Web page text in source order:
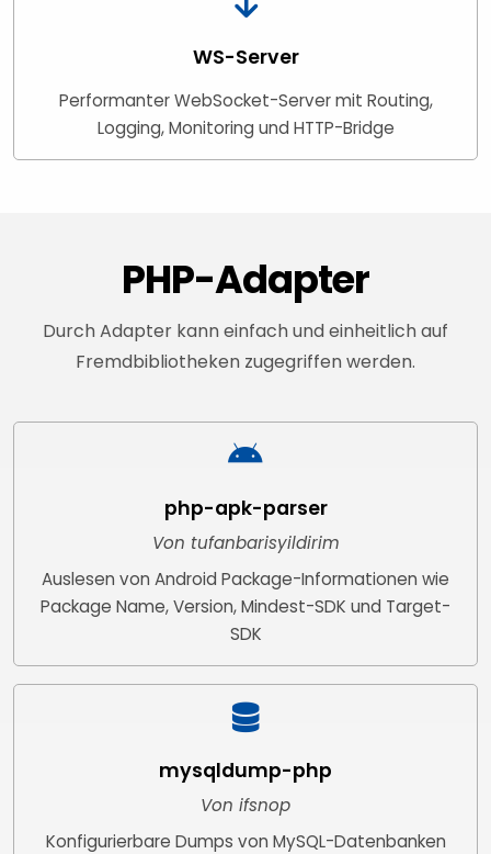
WS-Server
Performanter WebSocket-Server mit Routing,
Logging, Monitoring und HTTP-Bridge
PHP-Adapter
Durch Adapter kann einfach und einheitlich auf
Fremdbibliotheken zugegriffen werden.
php-apk-parser
Von tufanbarisyildirim
Auslesen von Android Package-Informationen wie
Package Name, Version, Mindest-SDK und Target-
SDK
mysqldump-php
Von ifsnop
Konfigurierbare Dumps von MySQL-Datenbanken